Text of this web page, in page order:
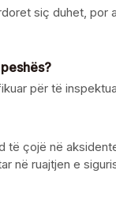
siç duhet,
për të
çojë në
në ruajtjen e